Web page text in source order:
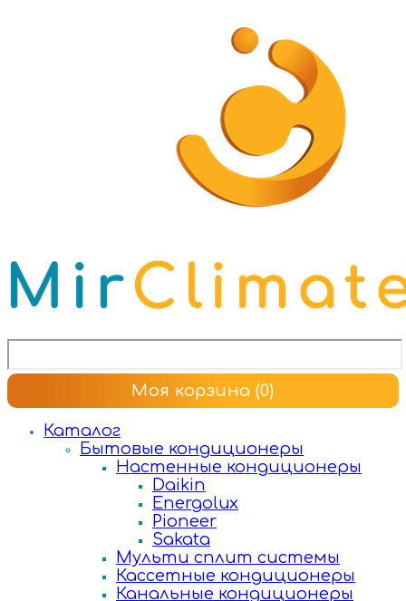
Моя корзина (0)
Каталог
Бытовые кондиционеры
Настенные кондиционеры
Daikin
Energolux
Pioneer
Sakata
Мульти сплит системы
Кассетные кондиционеры
Канальные кондиционеры